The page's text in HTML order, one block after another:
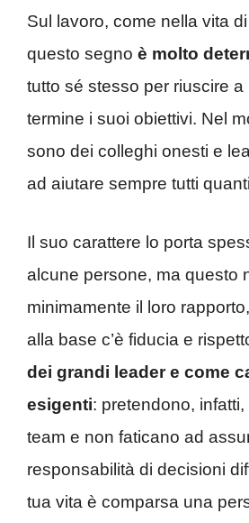
Sul lavoro, come nella vita
questo segno è molto
tutto sé stesso per riuscire a
termine i suoi obiettivi. Nel
sono dei colleghi onesti e
ad aiutare sempre tutti
Il suo carattere lo porta
alcune persone, ma questo
minimamente il loro
alla base c’è fiducia e
dei grandi leader e come
esigenti: pretendono,
team e non faticano ad
responsabilità di decisioni
tua vita è comparsa una